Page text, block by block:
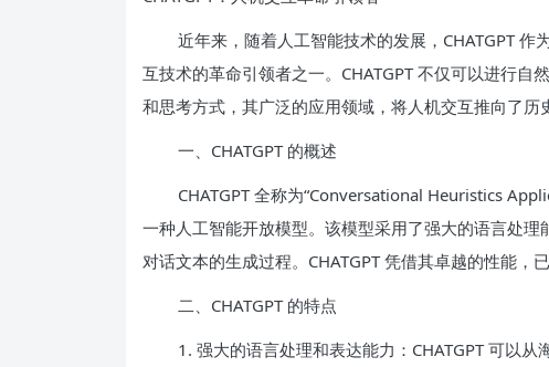
近年来，随着人工智能技术的发展，CHATGPT
互技术的革命引领者之一。CHATGPT 不仅可以进行
和思考方式，其广泛的应用领域，将人机交互推向了历
一、CHATGPT 的概述
CHATGPT 全称为“Conversational Heuristics
一种人工智能开放模型。该模型采用了强大的语言处
对话文本的生成过程。CHATGPT 凭借其卓越的性能，
二、CHATGPT 的特点
1. 强大的语言处理和表达能力：CHATGPT 可以